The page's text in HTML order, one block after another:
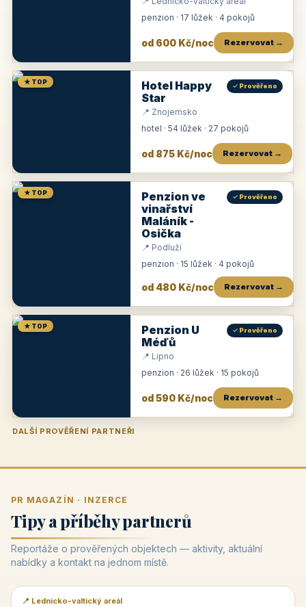
penzion · 17 lůžek · 4 pokojů
od 600 Kč/noc Rezervovat →
★ TOP
Hotel Happy
Star
✓ Prověřeno
📍 Znojemsko
hotel · 54 lůžek · 27 pokojů
od 875 Kč/noc Rezervovat →
★ TOP
Penzion ve
vinařství
Maláník -
Osička
✓ Prověřeno
📍 Podluží
penzion · 15 lůžek · 4 pokojů
od 480 Kč/noc Rezervovat →
★ TOP
Penzion U
Méďů
✓ Prověřeno
📍 Lipno
penzion · 26 lůžek · 15 pokojů
od 590 Kč/noc Rezervovat →
DALŠÍ PROVĚŘENÍ PARTNEŘI
Penzion U Zámku Pension Faber
PR MAGAZÍN · INZERCE
Tipy a příběhy partnerů
Reportáže o prověřených objektech — aktivity, aktuální
nabídky a kontakt na jednom místě.
📰 PR článek
📍 Lednicko-valtický areál